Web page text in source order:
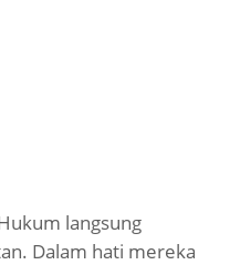
langsung
Dalam hati mereka